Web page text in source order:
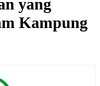
yang
Kampung